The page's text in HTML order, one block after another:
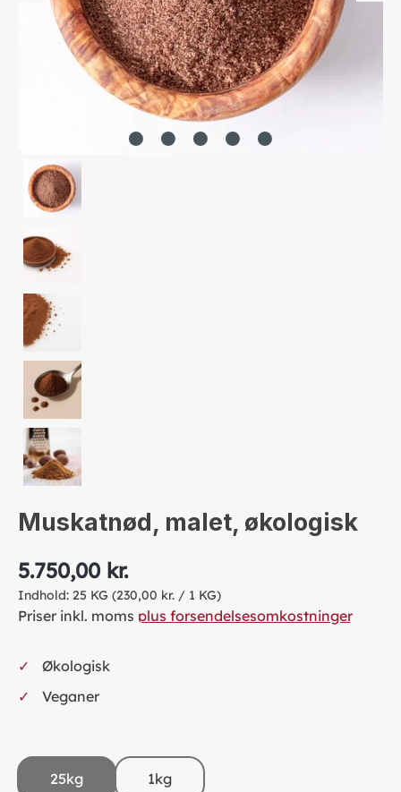
Muskatnød, malet, økologisk
5.750,00 kr.
Indhold: 25 KG (230,00 kr. / 1 KG)
Priser inkl. moms plus forsendelsesomkostninger
Økologisk
Veganer
25kg 1kg